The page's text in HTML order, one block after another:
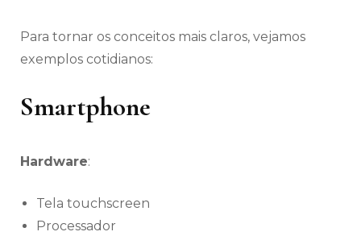
Para tornar os conceitos mais claros, vejamos
exemplos cotidianos:
Smartphone
Hardware:
Tela touchscreen
Processador